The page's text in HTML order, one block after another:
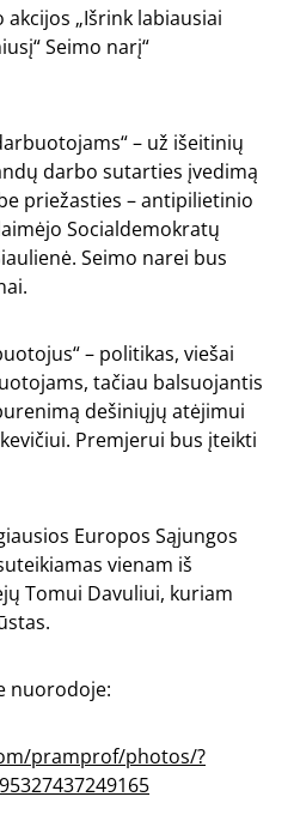
„Išrink labiausiai
Seimo narį“
– už išeitinių
darbo sutarties įvedimą
priežasties – antipilietinio
Socialdemokratų
Seimo narei bus
– politikas, viešai
tačiau balsuojantis
dešiniųjų atėjimui
Premjerui bus įteikti
Europos Sąjungos
vienam iš
Tomui Davuliui, kuriam
nuorodoje:
pramprof/photos/?